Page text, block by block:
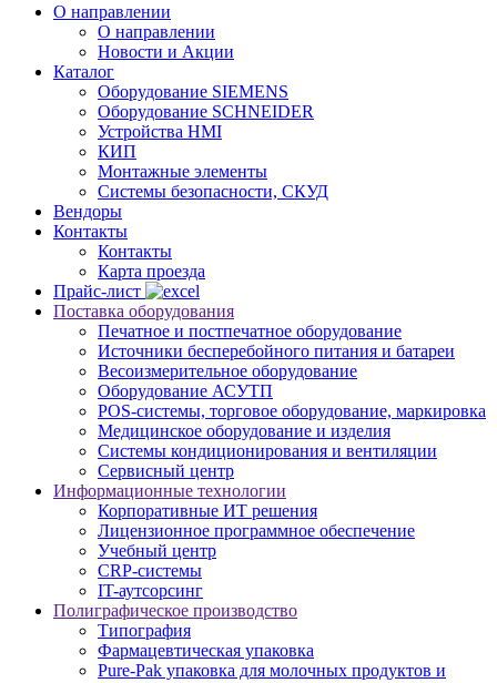
О направлении
О направлении
Новости и Акции
Каталог
Оборудование SIEMENS
Оборудование SCHNEIDER
Устройства HMI
КИП
Монтажные элементы
Системы безопасности, СКУД
Вендоры
Контакты
Контакты
Карта проезда
Прайс-лист
Поставка оборудования
Печатное и постпечатное оборудование
Источники бесперебойного питания и батареи
Весоизмерительное оборудование
Оборудование АСУТП
POS-системы, торговое оборудование, маркировка
Медицинское оборудование и изделия
Системы кондиционирования и вентиляции
Сервисный центр
Информационные технологии
Корпоративные ИТ решения
Лицензионное программное обеспечение
Учебный центр
CRP-системы
IT-аутсорсинг
Полиграфическое производство
Типография
Фармацевтическая упаковка
Pure-Pak упаковка для молочных продуктов и